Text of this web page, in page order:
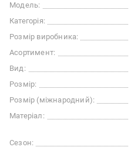
Модель:
Категорія:
Розмір виробника:
Асортимент:
Вид:
Розмір:
Розмір (міжнародний):
Матеріал:
Сезон: